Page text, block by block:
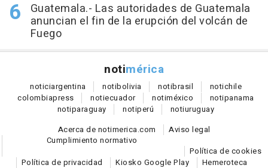
Guatemala.- Las autoridades de Guatemala
anuncian el fin de la erupción del volcán de
Fuego
notimérica
noticiargentina notibolivia notibrasil notichile
colombiapress notiecuador notiméxico notipanama
notiparaguay notiperú notiuruguay
Acerca de notimerica.com
Aviso legal
Cumplimiento normativo
Política de cookies
Política de privacidad
Kiosko Google Play Hemeroteca